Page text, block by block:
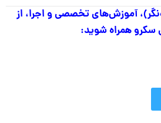
آموزش‌های تخصصی و اجرا، از
سکرو همراه شوید: